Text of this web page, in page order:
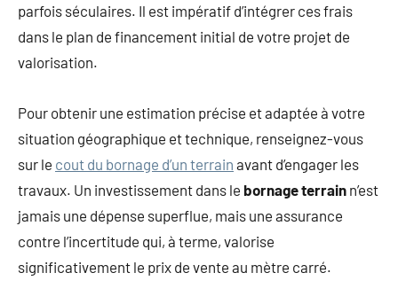
parfois séculaires. Il est impératif d’intégrer ces frais
dans le plan de financement initial de votre projet de
valorisation.
Pour obtenir une estimation précise et adaptée à votre
situation géographique et technique, renseignez-vous
sur le cout du bornage d’un terrain avant d’engager les
travaux. Un investissement dans le bornage terrain n’est
jamais une dépense superflue, mais une assurance
contre l’incertitude qui, à terme, valorise
significativement le prix de vente au mètre carré.